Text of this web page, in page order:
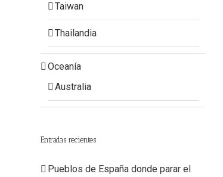
Taiwan
Thailandia
Oceanía
Australia
Entradas recientes
Pueblos de España donde parar el